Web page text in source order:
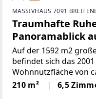
MASSIVHAUS 7091
Traumhafte
Panoramablick
(Provisionsfrei)
Auf der 1592 m2
befindet sich das
Wohnnutzfläche von
Fensterspenden viel
mehreren Ebenen
210 m² 6,5